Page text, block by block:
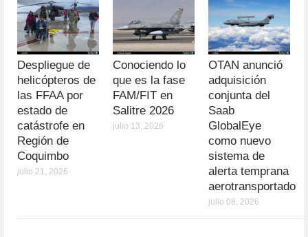
Despliegue de
helicópteros de
las FFAA por
estado de
catástrofe en
Región de
Coquimbo
julio 21, 2026
Conociendo lo
que es la fase
FAM/FIT en
Salitre 2026
julio 13, 2026
OTAN anunció
adquisición
conjunta del
Saab
GlobalEye
como nuevo
sistema de
alerta temprana
aerotransportado
julio 08, 2026